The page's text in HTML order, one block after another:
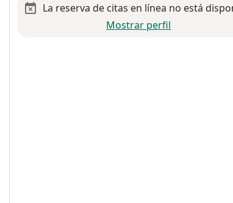
La reserva de citas en línea no está
Mostrar perfil